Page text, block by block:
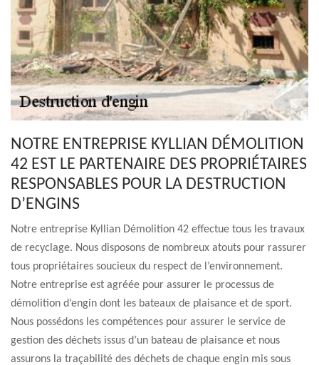
NOTRE ENTREPRISE KYLLIAN DÉMOLITION
42 EST LE PARTENAIRE DES PROPRIÉTAIRES
RESPONSABLES POUR LA DESTRUCTION
D’ENGINS
Notre entreprise Kyllian Démolition 42 effectue tous les travaux
de recyclage. Nous disposons de nombreux atouts pour rassurer
tous propriétaires soucieux du respect de l’environnement.
Notre entreprise est agréée pour assurer le processus de
démolition d’engin dont les bateaux de plaisance et de sport.
Nous possédons les compétences pour assurer le service de
gestion des déchets issus d’un bateau de plaisance et nous
assurons la traçabilité des déchets de chaque engin mis sous